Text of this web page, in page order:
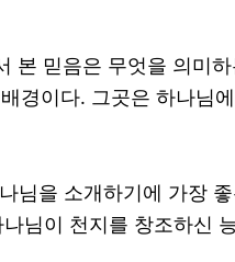
본 믿음은 무엇을 의미
경이다. 그곳은 하나님
님을 소개하기에 가장
님이 천지를 창조하신